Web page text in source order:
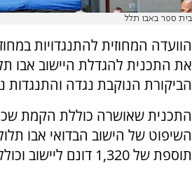
בית ספר באבו תלל
הוועדה המחוזית להתנגדויות
את התכנית להגדלת היישוב אבו
הביקורת הנוקבת נגדה והתנגדות
התכנית שאושרה כוללת הקמת
השיפוט של הישוב הבדואי אבו
תוספת של 1,320 דונם ליישוב וכוללת 4,100 יחידות דיור.